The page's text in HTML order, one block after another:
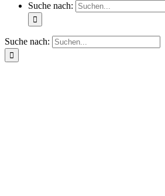
Suche nach:
Suche nach: